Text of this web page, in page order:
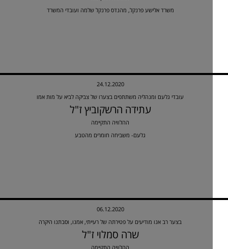
משרד אלישע פרנקל, מהנדס פרנקל שלמה ועובדי המשרד
24.12.2020
עובדי גלעם ומנהליה משתתפים בצערו של צביקה לביא על מות אמו
עתידה הרשקוביץ ז"ל
ההלוויה התקיימה
גלעם- משביחה חומרים מהטבע
06.12.2020
בצער רב אנו מודיעים על פטירתה של רעייתי, אמנו, וסבתנו היקרה
שרה סמלוי ז"ל
ההלוויה התקיימה